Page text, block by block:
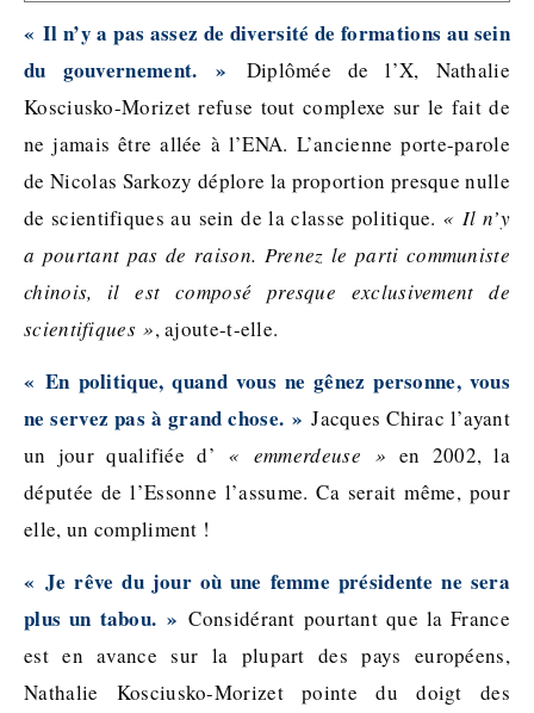
« Il n’y a pas assez de diversité de formations au sein
du gouvernement. » Diplômée de l’X, Nathalie
Kosciusko-Morizet refuse tout complexe sur le fait de
ne jamais être allée à l’ENA. L’ancienne porte-parole
de Nicolas Sarkozy déplore la proportion presque nulle
de scientifiques au sein de la classe politique. « Il n’y
a pourtant pas de raison. Prenez le parti communiste
chinois, il est composé presque exclusivement de
scientifiques », ajoute-t-elle.
« En politique, quand vous ne gênez personne, vous
ne servez pas à grand chose. » Jacques Chirac l’ayant
un jour qualifiée d’ « emmerdeuse » en 2002, la
députée de l’Essonne l’assume. Ca serait même, pour
elle, un compliment !
« Je rêve du jour où une femme présidente ne sera
plus un tabou. » Considérant pourtant que la France
est en avance sur la plupart des pays européens,
Nathalie Kosciusko-Morizet pointe du doigt des